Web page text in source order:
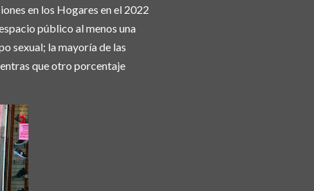
en los Hogares en el 2022
público al menos una
sexual; la mayoría de las
que otro porcentaje